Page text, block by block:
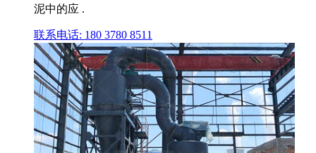
泥中的应 .
联系电话: 180 3780 8511